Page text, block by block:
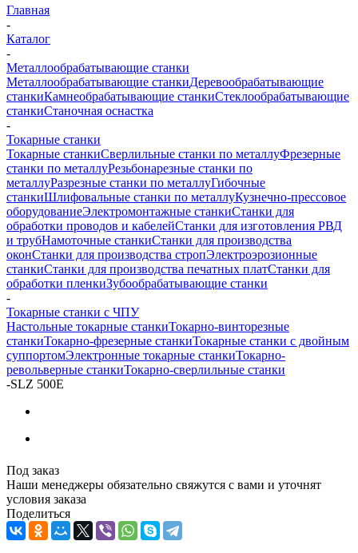
Главная
-
Каталог
-
Металлообрабатывающие станки
Металлообрабатывающие станкиДеревообрабатывающие
станкиКамнеобрабатывающие станкиСтеклообрабатывающие
станкиСтаночная оснастка
-
Токарные станки
Токарные станкиСверлильные станки по металлуФрезерные
станки по металлуРезьбонарезные станки по
металлуРазрезные станки по металлуГибочные
станкиШлифовальные станки по металлуКузнечно-прессовое
оборудованиеЭлектромонтажные станкиСтанки для
обработки проводов и кабелейСтанки для изготовления РВД
и трубНамоточные станкиСтанки для производства
оконСтанки для производства стропЭлектроэрозионные
станкиСтанки для производства печатных платСтанки для
обработки пленкиЗубообрабатывающие станки
-
Токарные станки с ЧПУ
Настольные токарные станкиТокарно-винторезные
станкиТокарно-фрезерные станкиТокарные станки с двойным
суппортомЭлектронные токарные станкиТокарно-
револьверные станкиТокарно-сверлильные станки
-SLZ 500E
Под заказ
Наши менеджеры обязательно свяжутся с вами и уточнят
условия заказа
Поделиться